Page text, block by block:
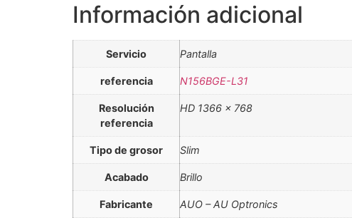
Información adicional
Servicio Pantalla
referencia N156BGE-L31
Resolución
referencia
HD 1366 x 768
Tipo de grosor Slim
Acabado Brillo
Fabricante AUO – AU Optronics